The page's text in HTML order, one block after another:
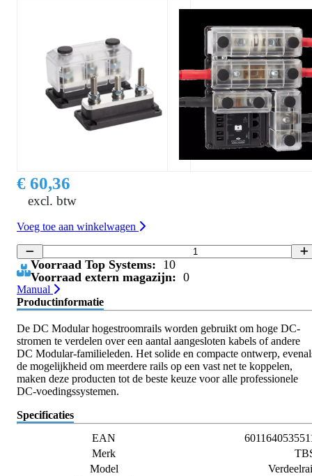
€ 60,36
excl. btw
Voeg toe aan winkelwagen
Voorraad Top Systems: 10
Voorraad extern magazijn: 0
Manual
Productinformatie
De DC Modular hogestroomrails worden gebruikt om hoge DC-
stromen te verdelen over een aantal aangesloten kabels of andere
DC Modular-familieleden. Het solide en compacte ontwerp,
de mogelijkheid om meerdere rails op een vast net te koppelen,
maken deze producten tot de beste keuze voor alle professionele
DC-voedingssystemen.
Specificaties
EAN
Merk
Model